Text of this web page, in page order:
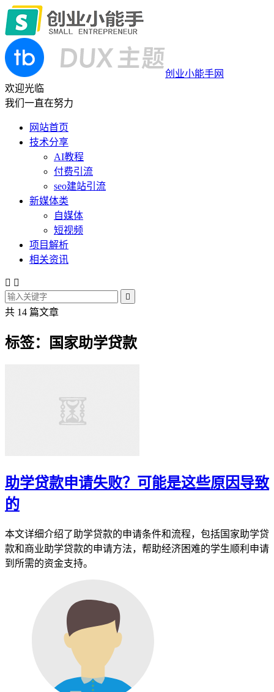
创业小能手网
欢迎光临
我们一直在努力
网站首页
技术分享
AI教程
付费引流
seo建站引流
新媒体类
自媒体
短视频
项目解析
相关资讯
 

共 14 篇文章
标签：国家助学贷款
助学贷款申请失败？可能是这些原因导致
的
本文详细介绍了助学贷款的申请条件和流程，包括国家助学贷
款和商业助学贷款的申请方法，帮助经济困难的学生顺利申请
到所需的资金支持。